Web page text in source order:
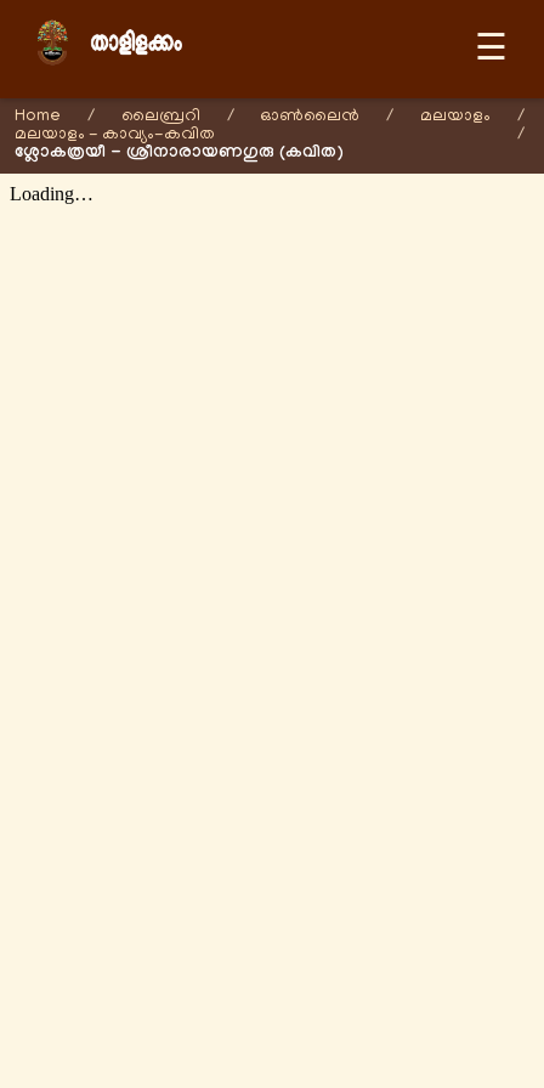
☰
Home / ലൈബ്രറി / ഓണ്‍ലൈന്‍ / മലയാളം
/
മലയാളം - കാവ്യം-കവിത
/
ശ്ലോകത്രയീ - ശ്രീനാരായണഗുരു (കവിത)